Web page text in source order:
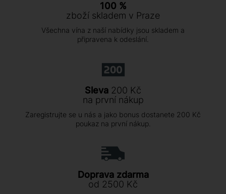
100 %
zboží skladem v Praze
Všechna vína z naší nabídky jsou skladem a
připravena k odeslání.
Sleva 200 Kč
na první nákup
Zaregistrujte se u nás a jako bonus dostanete 200 Kč
poukaz na první nákup.
Doprava zdarma
od 2500 Kč